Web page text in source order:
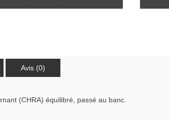
Avis (0)
(CHRA) équilibré, passé au banc.